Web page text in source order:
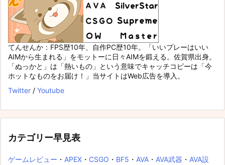
てんせんか：FPS歴10年、自作PC歴10年。「いいプレーはいい
AIMから生まれる」をモットーに日々AIMを鍛える。佐賀県出身。
「ぬっかと」は「熱いもの」という意味でキャッチコピーは「今
ホットなものをお届け！」当サイトはWeb広告を導入。
Twitter / Youtube
カテゴリー早見表
ゲームレビュー ・ APEX ・ CSGO ・ BF5 ・ AVA ・ AVA武器 ・ AVA設